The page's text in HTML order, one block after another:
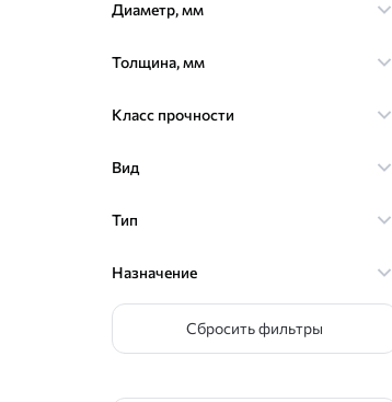
Диаметр, мм
Толщина, мм
Класс прочности
Вид
Тип
Назначение
Сбросить фильтры